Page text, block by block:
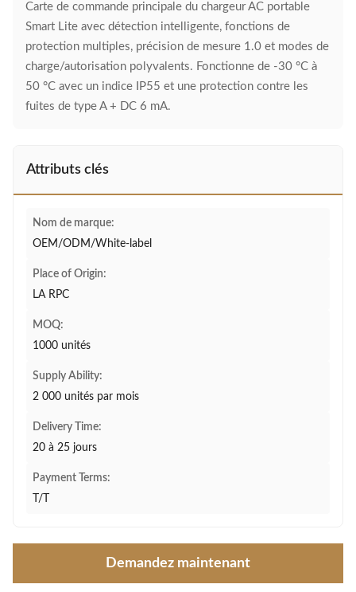
Carte de commande principale du chargeur AC portable
Smart Lite avec détection intelligente, fonctions de
protection multiples, précision de mesure 1.0 et modes de
charge/autorisation polyvalents. Fonctionne de -30 °C à
50 °C avec un indice IP55 et une protection contre les
fuites de type A + DC 6 mA.
Attributs clés
Nom de marque:
OEM/ODM/White-label
Place of Origin:
LA RPC
MOQ:
1000 unités
Supply Ability:
2 000 unités par mois
Delivery Time:
20 à 25 jours
Payment Terms:
T/T
Demandez maintenant